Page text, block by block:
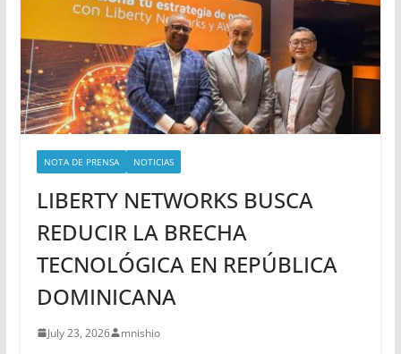
NOTA DE PRENSA NOTICIAS
LIBERTY NETWORKS BUSCA
REDUCIR LA BRECHA
TECNOLÓGICA EN REPÚBLICA
DOMINICANA
July 23, 2026 mnishio